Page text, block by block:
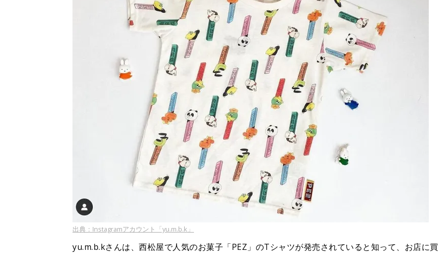
出典：Instagramアカウント「yu.m.b.k」
yu.m.b.kさんは、西松屋で人気のお菓子「PEZ」のTシャツが発売されていると知って、お店に買